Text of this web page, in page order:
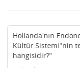
Hollanda'nın
Kültür Sistemi"nin
hangisidir?"